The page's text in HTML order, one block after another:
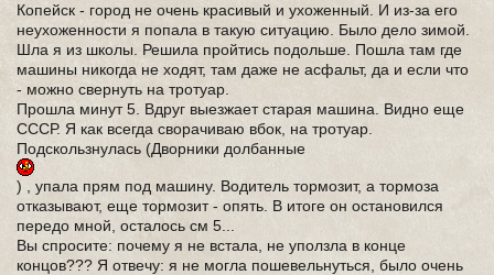
Копейск - город не очень красивый и ухоженный. И из-за его
неухоженности я попала в такую ситуацию. Было дело зимой.
Шла я из школы. Решила пройтись подольше. Пошла там где
машины никогда не ходят, там даже не асфальт, да и если что
- можно свернуть на тротуар.
Прошла минут 5. Вдруг выезжает старая машина. Видно еще
СССР. Я как всегда сворачиваю вбок, на тротуар.
Подскользнулась (Дворники долбанные
) , упала прям под машину. Водитель тормозит, а тормоза
отказывают, еще тормозит - опять. В итоге он остановился
передо мной, осталось см 5...
Вы спросите: почему я не встала, не уползла в конце
концов??? Я отвечу: я не могла пошевельнуться, было очень